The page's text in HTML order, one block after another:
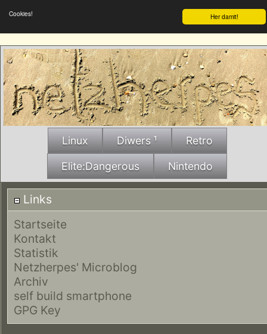
Her damit!
Cookies!
Linux Diwers ¹ Retro
Elite:Dangerous Nintendo
Links
Startseite
Kontakt
Statistik
Netzherpes' Microblog
Archiv
self build smartphone
GPG Key